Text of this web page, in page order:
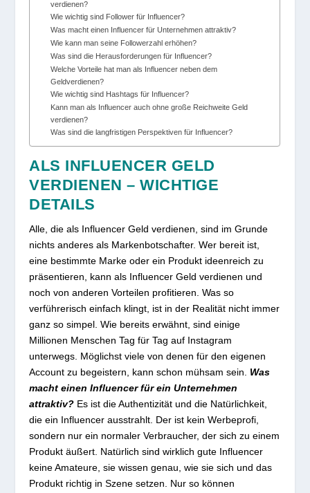
verdienen?
Wie wichtig sind Follower für Influencer?
Was macht einen Influencer für Unternehmen attraktiv?
Wie kann man seine Followerzahl erhöhen?
Was sind die Herausforderungen für Influencer?
Welche Vorteile hat man als Influencer neben dem
Geldverdienen?
Wie wichtig sind Hashtags für Influencer?
Kann man als Influencer auch ohne große Reichweite Geld
verdienen?
Was sind die langfristigen Perspektiven für Influencer?
ALS INFLUENCER GELD
VERDIENEN – WICHTIGE
DETAILS
Alle, die als Influencer Geld verdienen, sind im Grunde
nichts anderes als Markenbotschafter. Wer bereit ist,
eine bestimmte Marke oder ein Produkt ideenreich zu
präsentieren, kann als Influencer Geld verdienen und
noch von anderen Vorteilen profitieren. Was so
verführerisch einfach klingt, ist in der Realität nicht immer
ganz so simpel. Wie bereits erwähnt, sind einige
Millionen Menschen Tag für Tag auf Instagram
unterwegs. Möglichst viele von denen für den eigenen
Account zu begeistern, kann schon mühsam sein. Was
macht einen Influencer für ein Unternehmen
attraktiv? Es ist die Authentizität und die Natürlichkeit,
die ein Influencer ausstrahlt. Der ist kein Werbeprofi,
sondern nur ein normaler Verbraucher, der sich zu einem
Produkt äußert. Natürlich sind wirklich gute Influencer
keine Amateure, sie wissen genau, wie sie sich und das
Produkt richtig in Szene setzen. Nur so können